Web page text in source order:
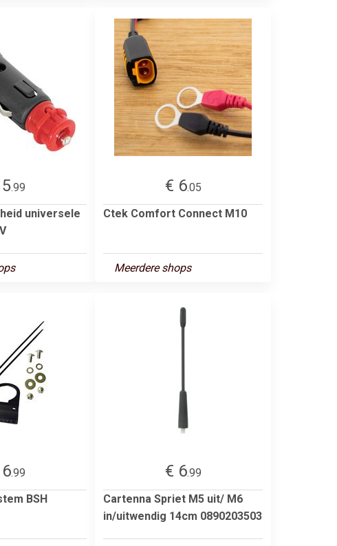
.99
universele
€ 6.05
Ctek Comfort Connect M10
Meerdere shops
.99
BSH
€ 6.99
Cartenna Spriet M5 uit/ M6
in/uitwendig 14cm 0890203503